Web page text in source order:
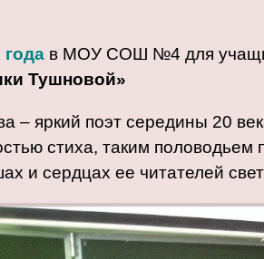
года в МОУ СОШ №4 для
Тушновой»
– яркий поэт середины 20
стиха, таким половодьем
и сердцах ее читателей